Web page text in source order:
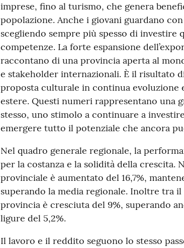
imprese, fino al turismo, che genera
popolazione. Anche i giovani guardano
scegliendo sempre più spesso di investire
competenze. La forte espansione
raccontano di una provincia aperta al
e stakeholder internazionali. È il risultato
proposta culturale in continua evoluzione
estere. Questi numeri rappresentano una
stesso, uno stimolo a continuare a
emergere tutto il potenziale che ancora
Nel quadro generale regionale, la
per la costanza e la solidità della crescita.
provinciale è aumentato del 16,7%,
superando la media regionale. Inoltre tra il
provincia è cresciuta del 9%, superando
ligure del 5,2%.
Il lavoro e il reddito seguono lo stesso